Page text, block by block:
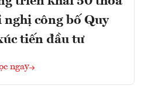
công bố Quy
tiến đầu tư
ngay